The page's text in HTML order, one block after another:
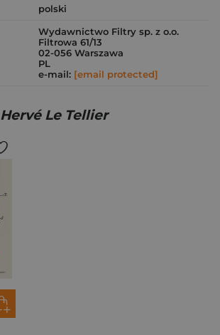
polski
Wydawnictwo Filtry sp. z o.o.
Filtrowa 61/13
02-056 Warszawa
PL
e-mail: [email protected]
Hervé Le Tellier